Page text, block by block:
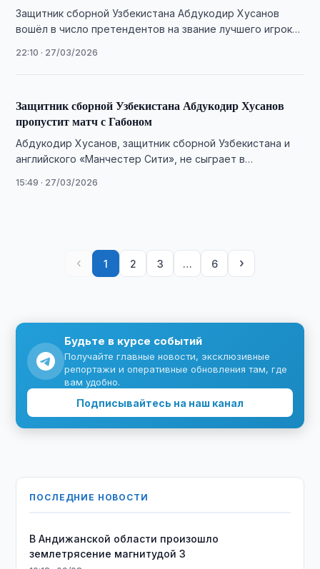
Защитник сборной Узбекистана Абдукодир Хусанов
вошёл в число претендентов на звание лучшего игрока
22:10 · 27/03/2026
Защитник сборной Узбекистана Абдукодир Хусанов
пропустит матч с Габоном
Абдукодир Хусанов, защитник сборной Узбекистана и
английского «Манчестер Сити», не сыграет в
15:49 · 27/03/2026
‹ 1 2 3 … 6 ›
Будьте в курсе событий
Получайте главные новости, эксклюзивные
репортажи и оперативные обновления там, где
вам удобно.
Подписывайтесь на наш канал
ПОСЛЕДНИЕ НОВОСТИ
В Андижанской области произошло
землетрясение магнитудой 3